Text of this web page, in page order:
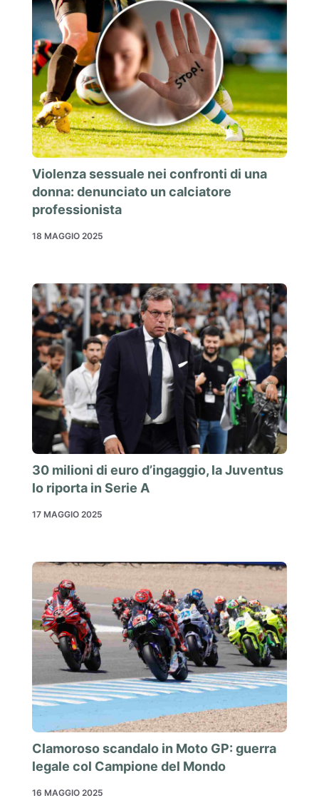
Violenza sessuale nei confronti di una
donna: denunciato un calciatore
professionista
18 MAGGIO 2025
30 milioni di euro d’ingaggio, la Juventus
lo riporta in Serie A
17 MAGGIO 2025
Clamoroso scandalo in Moto GP: guerra
legale col Campione del Mondo
16 MAGGIO 2025